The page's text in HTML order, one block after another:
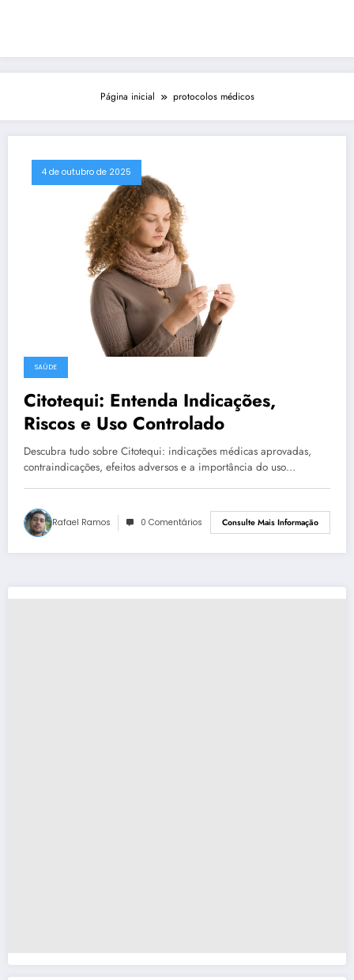
Página inicial protocolos médicos
4 de outubro de 2025
SAÚDE
Citotequi: Entenda Indicações,
Riscos e Uso Controlado
Descubra tudo sobre Citotequi: indicações médicas aprovadas,
contraindicações, efeitos adversos e a importância do uso…
Rafael Ramos 0 Comentários Consulte Mais Informação